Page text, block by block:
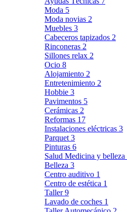
Moda 5
Moda novias 2
Muebles 3
Cabeceros tapizados 2
Rinconeras 2
Sillones relax 2
Ocio 8
Alojamiento 2
Entretenimiento 2
Hobbie 3
Pavimentos 5
Cerámicas 2
Reformas 17
Instalaciones eléctricas 3
Parquet 3
Pinturas 6
Salud Medicina y belleza
Belleza 3
Centro auditivo 1
Centro de estética 1
Taller9
Lavado de coches 1